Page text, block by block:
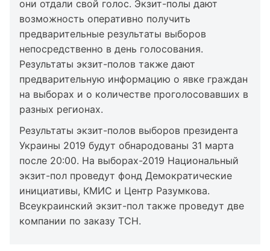
они отдали свой голос. Экзит-полы дают
возможность оперативно получить
предварительные результаты выборов
непосредственно в день голосования.
Результаты экзит-полов также дают
предварительную информацию о явке граждан
на выборах и о количестве проголосовавших в
разных регионах.
Результаты экзит-полов выборов президента
Украины 2019 будут обнародованы 31 марта
после 20:00. На выборах-2019 Национальный
экзит-пол проведут фонд Демократические
инициативы, КМИС и Центр Разумкова.
Всеукраинский экзит-пол также проведут две
компании по заказу ТСН.